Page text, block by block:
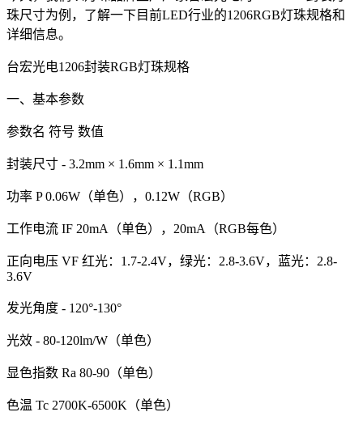
珠尺寸为例，了解一下目前LED行业的1206RGB灯珠规格和
详细信息。
台宏光电1206封装RGB灯珠规格
一、基本参数
参数名 符号 数值
封装尺寸 - 3.2mm × 1.6mm × 1.1mm
功率 P 0.06W（单色），0.12W（RGB）
工作电流 IF 20mA（单色），20mA（RGB每色）
正向电压 VF 红光：1.7-2.4V，绿光：2.8-3.6V，蓝光：2.8-
3.6V
发光角度 - 120°-130°
光效 - 80-120lm/W（单色）
显色指数 Ra 80-90（单色）
色温 Tc 2700K-6500K（单色）